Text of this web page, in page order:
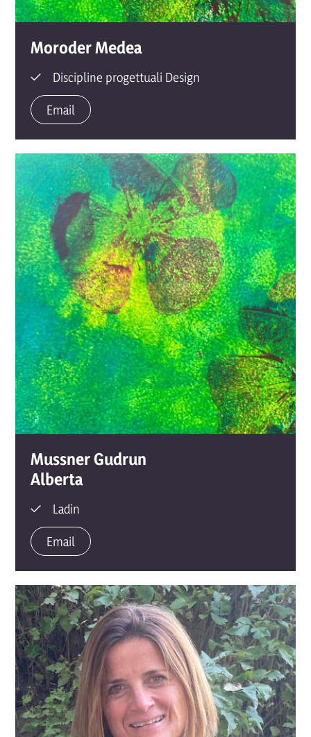
Moroder Medea
Discipline progettuali Design
Email
Mussner Gudrun
Alberta
Ladin
Email